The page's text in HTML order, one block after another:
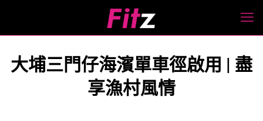
大埔三門仔海濱單車徑啟用 | 盡
享漁村風情